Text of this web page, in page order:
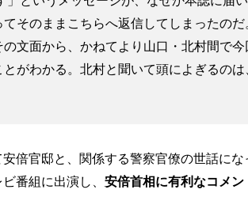
てそのままこちらへ返信してしまったの
文面から、かねてより山口・北村間で今
がわかる。北村と聞いて頭によぎるの
倍官邸と、関係する警察官僚の世話にな
番組に出演し、 安倍首相に有利なコメン